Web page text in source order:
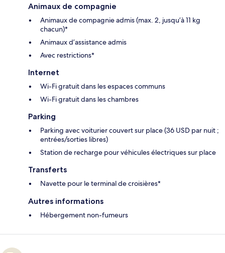
Animaux de compagnie
Animaux de compagnie admis (max. 2, jusqu’à 11 kg
chacun)*
Animaux d’assistance admis
Avec restrictions*
Internet
Wi-Fi gratuit dans les espaces communs
Wi-Fi gratuit dans les chambres
Parking
Parking avec voiturier couvert sur place (36 USD par nuit ;
entrées/sorties libres)
Station de recharge pour véhicules électriques sur place
Transferts
Navette pour le terminal de croisières*
Autres informations
Hébergement non-fumeurs